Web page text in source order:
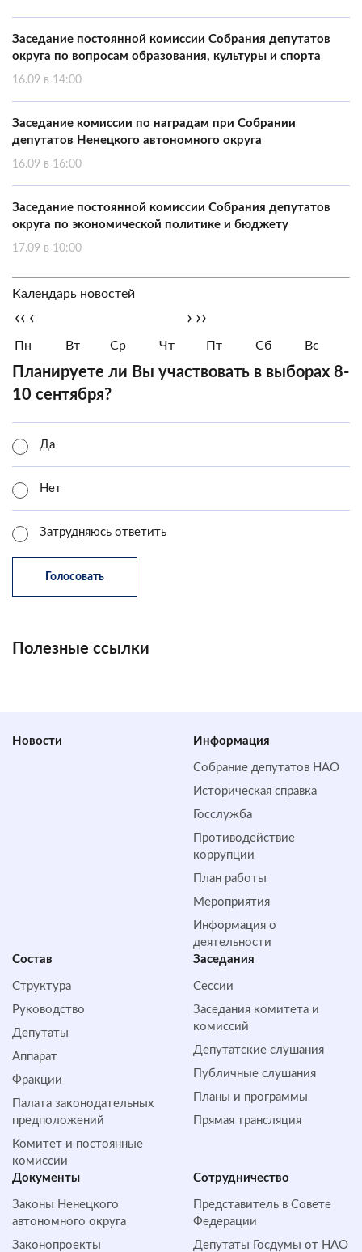
Заседание постоянной комиссии Собрания депутатов
округа по вопросам образования, культуры и спорта
16.09 в 14:00
Заседание комиссии по наградам при Собрании
депутатов Ненецкого автономного округа
16.09 в 16:00
Заседание постоянной комиссии Собрания депутатов
округа по экономической политике и бюджету
17.09 в 10:00
Календарь новостей
‹‹ ‹ › ››
Пн Вт Ср Чт Пт Сб Вс
Планируете ли Вы участвовать в выборах 8-
10 сентября?
Да
Нет
Затрудняюсь ответить
Полезные ссылки
Новости Информация
Собрание депутатов НАО
Историческая справка
Госслужба
Противодействие
коррупции
План работы
Мероприятия
Информация о
деятельности
Состав
Структура
Руководство
Депутаты
Аппарат
Фракции
Палата законодательных
предположений
Комитет и постоянные
комиссии
Заседания
Сессии
Заседания комитета и
комиссий
Депутатские слушания
Публичные слушания
Планы и программы
Прямая трансляция
Документы
Законы Ненецкого
автономного округа
Законопроекты
Сотрудничество
Представитель в Совете
Федерации
Депутаты Госдумы от НАО